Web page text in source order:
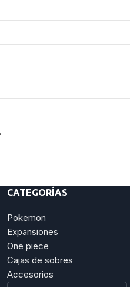
CATEGORÍAS
Pokemon
Expansiones
One piece
Cajas de sobres
Accesorios